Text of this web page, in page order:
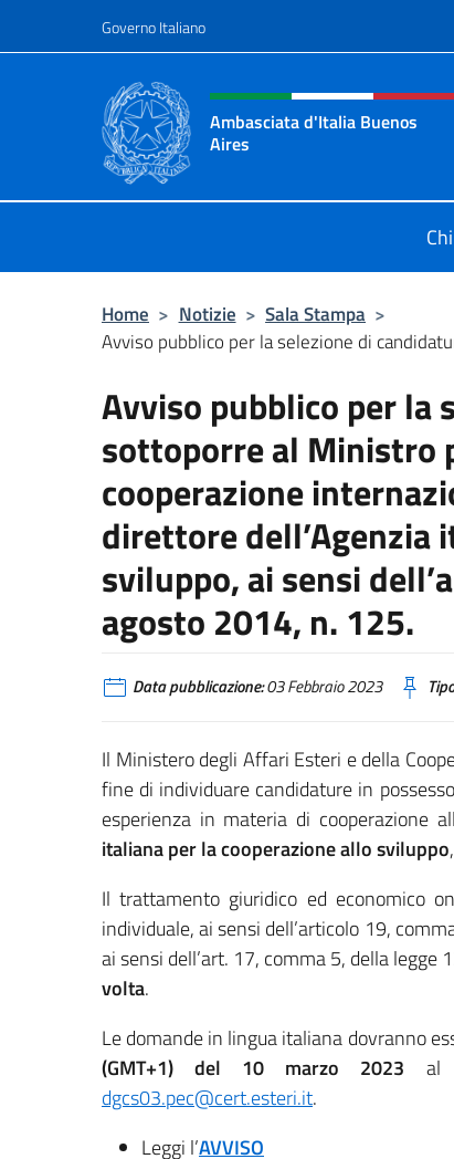
Governo Italiano
Intestazione sito, social
Ambasciata d'Italia Buenos
Aires
Home > Notizie > Sala Stampa >
Avviso pubblico per la selezione di
Avviso pubblico per la
sottoporre al Ministro
cooperazione
direttore dell’Agenzia
sviluppo, ai sensi
agosto 2014, n. 125.
Data pubblicazione:03 Febbraio 2023
Il Ministero degli Affari Esteri e della
fine di individuare candidature in
esperienza in materia di cooperazione
italiana per la cooperazione allo sviluppo
Il trattamento giuridico ed economico
individuale, ai sensi dell’articolo 19,
ai sensi dell’art. 17, comma 5, della legge
volta.
Le domande in lingua italiana dovranno
(GMT+1) del 10 marzo 2023 al
dgcs03.pec@cert.esteri.it.
Leggi l’AVVISO